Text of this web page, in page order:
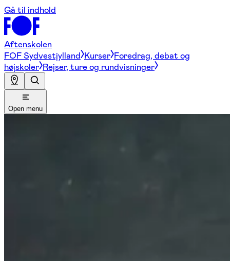
Gå til indhold
Aftenskolen
FOF Sydvestjylland Kurser Foredrag, debat og
højskoler Rejser, ture og rundvisninger
Open menu